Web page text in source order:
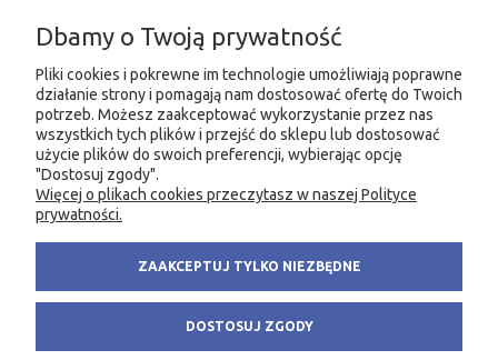
MOJE KONTO
PRODUKTY
KONTAKT
info@fachowa.pl
KSIĘGARNIA FACHOWA.PL
80-299 Gdańsk
NIP: 584-182-39-49
Dbamy o Twoją prywatność
Pliki cookies i pokrewne im technologie umożliwiają poprawne
działanie strony i pomagają nam dostosować ofertę do Twoich
potrzeb. Możesz zaakceptować wykorzystanie przez nas
wszystkich tych plików i przejść do sklepu lub dostosować
użycie plików do swoich preferencji, wybierając opcję
"Dostosuj zgody".
Więcej o plikach cookies przeczytasz w naszej Polityce
prywatności.
ZAAKCEPTUJ TYLKO NIEZBĘDNE
DOSTOSUJ ZGODY